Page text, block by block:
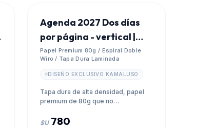
Agenda 2027 Dos días
por página - vertical |
Tapa Dura
Papel Premium 80g / Espiral Doble
Wiro / Tapa Dura Laminada
DISEÑO EXCLUSIVO KAMALUSO
Tapa dura de alta densidad, papel
premium de 80g que no
doble wiro.
$U 780